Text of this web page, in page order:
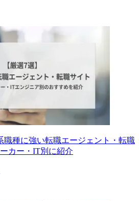
職種に強い転職エージェント・転職
カー・IT別に紹介